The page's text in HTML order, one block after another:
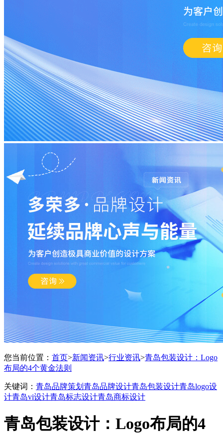
您当前位置： 首页>新闻资讯>行业资讯>青岛包装设计：Logo
布局的4个黄金法则
关键词： 青岛品牌策划 青岛品牌设计青岛包装设计青岛logo设
计青岛vi设计青岛标志设计青岛商标设计
青岛包装设计：Logo布局的4